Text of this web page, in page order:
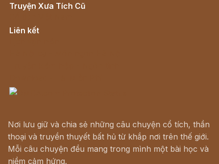
Truyện Xưa Tích Cũ
Liên kết
Nơi lưu giữ và chia sẻ những câu chuyện cổ tích, thần
thoại và truyền thuyết bất hủ từ khắp nơi trên thế giới.
Mỗi câu chuyện đều mang trong mình một bài học và
niềm cảm hứng.